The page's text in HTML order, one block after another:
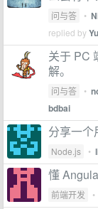
问与答 •
replied by
关于 PC
解。
问与答 •
bdbai
分享一个
Node.js •
懂
前端开发 •